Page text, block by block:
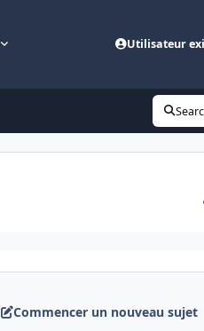
Utilisateur
Commencer un nouveau sujet